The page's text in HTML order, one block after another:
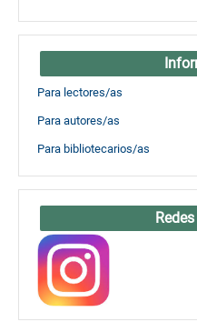
Para lectores/as
Para autores/as
Para bibliotecarios/as